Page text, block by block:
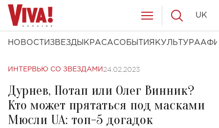
НОВОСТИ ЗВЕЗДЫ КРАСАСОБЫТИЯ КУЛЬТУРА
UK
ИНТЕРВЬЮ СО ЗВЕЗДАМИ 24.02.2023
Дурнев, Потап или Олег Винник?
Кто может прятаться под масками
Мюсли UA: топ-5 догадок